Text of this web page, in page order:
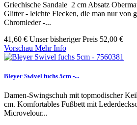
Griechische Sandale 2 cm Absatz
Glitter - leichte Flecken, die man nur von
Chromleder -...
41,60 € Unser bisheriger Preis 52,00 €
Vorschau Mehr Info
Bleyer Swivel fuchs 5cm -...
Damen-Swingschuh mit topmodischer
cm. Komfortables Fußbett mit
Microvelour...